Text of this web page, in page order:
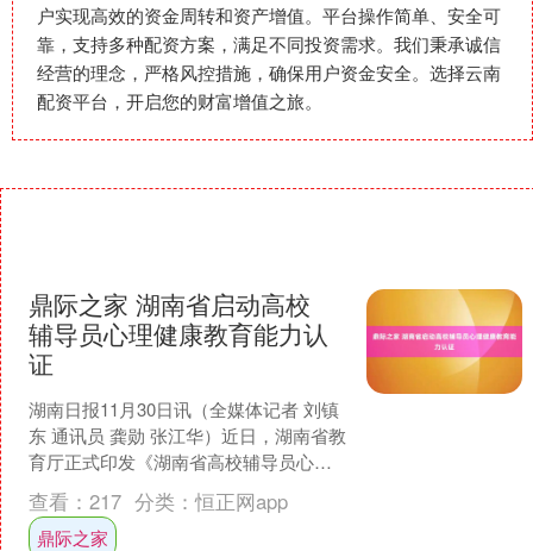
户实现高效的资金周转和资产增值。平台操作简单、安全可
靠，支持多种配资方案，满足不同投资需求。我们秉承诚信
经营的理念，严格风控措施，确保用户资金安全。选择云南
配资平台，开启您的财富增值之旅。
鼎际之家 湖南省启动高校
辅导员心理健康教育能力认
证
湖南日报11月30日讯（全媒体记者 刘镇
东 通讯员 龚勋 张江华）近日，湖南省教
育厅正式印发《湖南省高校辅导员心理
健康教育能力认证方案（试行）》鼎际
之家，依托湖....
查看： 217 分类：恒正网app
鼎际之家